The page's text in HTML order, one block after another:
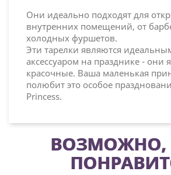
Они идеально подходят для
внутренних помещений, от
холодных фуршетов.
Эти тарелки являются
аксессуаром на празднике - они
красочные. Ваша маленькая
полюбит это особое
Princess.
ВОЗМОЖНО,